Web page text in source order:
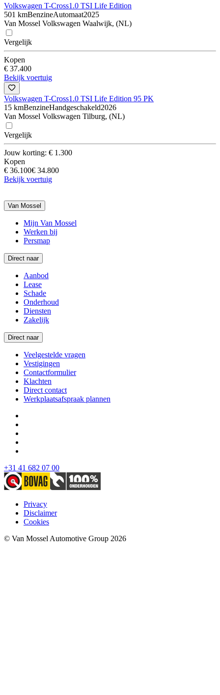
Volkswagen T-Cross1.0 TSI Life Edition
501 kmBenzineAutomaat2025
Van Mossel Volkswagen Waalwijk, (NL)
Vergelijk
Kopen
€ 37.400
Bekijk voertuig
Volkswagen T-Cross1.0 TSI Life Edition 95 PK
15 kmBenzineHandgeschakeld2026
Van Mossel Volkswagen Tilburg, (NL)
Vergelijk
Jouw korting: € 1.300
Kopen
€ 36.100€ 34.800
Bekijk voertuig
Van Mossel
Mijn Van Mossel
Werken bij
Persmap
Direct naar
Aanbod
Lease
Schade
Onderhoud
Diensten
Zakelijk
Direct naar
Veelgestelde vragen
Vestigingen
Contactformulier
Klachten
Direct contact
Werkplaatsafspraak plannen
+31 41 682 07 00
Privacy
Disclaimer
Cookies
© Van Mossel Automotive Group 2026